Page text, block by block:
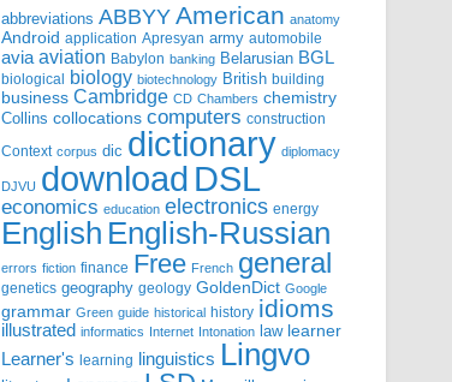
abbreviations ABBYY American anatomy
Android application Apresyan army automobile
avia aviation Babylon banking Belarusian BGL
biological biology biotechnology British building
business Cambridge CD Chambers chemistry
Collins collocations computers construction
Context corpus dic dictionary diplomacy
DJVU download DSL
economics education electronics energy
English English-Russian
errors fiction finance Free French general
genetics geography geology GoldenDict Google
grammar Green guide historical history idioms
illustrated informatics Internet Intonation law learner
Learner's learning linguistics Lingvo